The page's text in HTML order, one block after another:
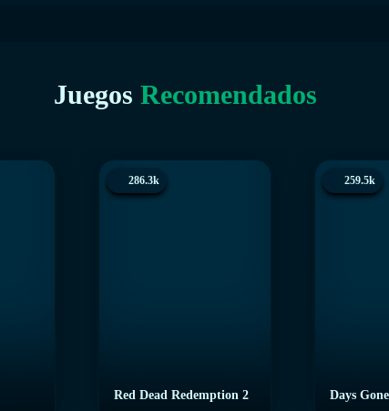
Juegos Recomendados
286.3k
Red Dead Redemption 2
259.5k
Days